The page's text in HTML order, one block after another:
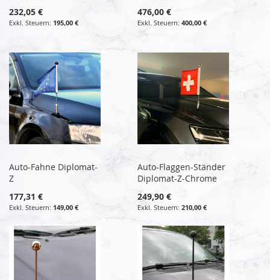
232,05 €
195,00 €
476,00 €
400,00 €
Auto-Fahne Diplomat-
Z
177,31 €
149,00 €
Auto-Flaggen-Ständer
Diplomat-Z-Chrome
249,90 €
210,00 €